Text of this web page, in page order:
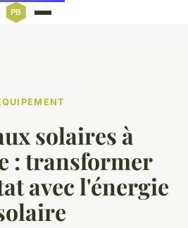
solaires à
: transformer
avec l'énergie